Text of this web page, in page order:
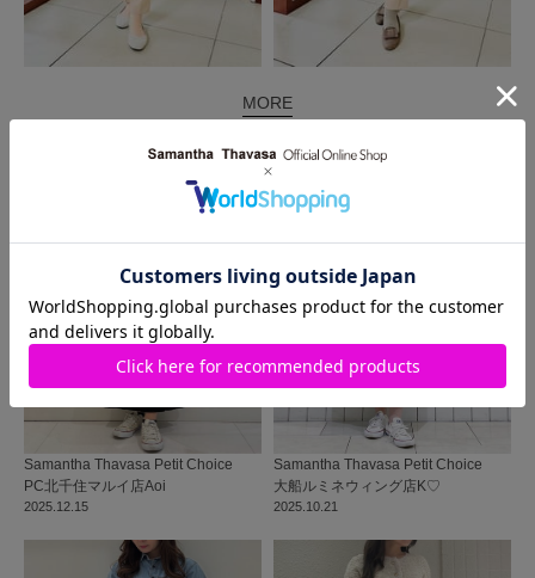
MORE
同じ商品を使った コーディネート
2025.12.15
Samantha Thavasa Petit Choice
PC北千住マルイ店Aoi
2025.10.21
Samantha Thavasa Petit Choice
大船ルミネウィング店K♡